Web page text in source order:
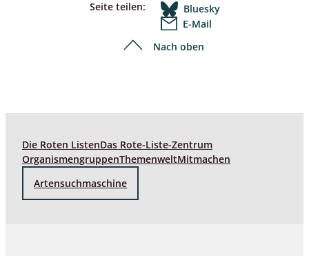
Seite teilen:
Bluesky
E-Mail
Nach oben
Die Roten ListenDas Rote-Liste-Zentrum
OrganismengruppenThemenweltMitmachen
Artensuchmaschine